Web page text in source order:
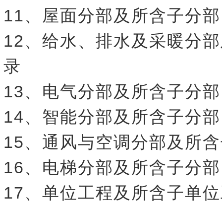
11、屋面分部及所含子分
12、给水、排水及采暖分
录
13、电气分部及所含子分
14、智能分部及所含子分
15、通风与空调分部及所
16、电梯分部及所含子分
17、单位工程及所含子单